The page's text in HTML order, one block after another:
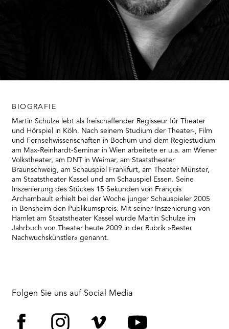
BIOGRAFIE
Martin Schulze lebt als freischaffender Regisseur für Theater
und Hörspiel in Köln. Nach seinem Studium der Theater-, Film
und Fernsehwissenschaften in Bochum und dem Regiestudium
am Max-Reinhardt-Seminar in Wien arbeitete er u.a. am Wiener
Volkstheater, am DNT in Weimar, am Staatstheater
Braunschweig, am Schauspiel Frankfurt, am Theater Münster,
am Staatstheater Kassel und am Schauspiel Essen. Seine
Inszenierung des Stückes 15 Sekunden von François
Archambault erhielt bei der Woche junger Schauspieler 2005
in Bensheim den Publikumspreis. Mit seiner Inszenierung von
Hamlet am Staatstheater Kassel wurde Martin Schulze im
Jahrbuch von Theater heute 2009 in der Rubrik »Bester
Nachwuchskünstler« genannt.
Folgen Sie uns auf Social Media